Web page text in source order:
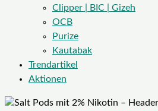
Clipper | BIC | Gizeh
OCB
Purize
Kautabak
Trendartikel
Aktionen